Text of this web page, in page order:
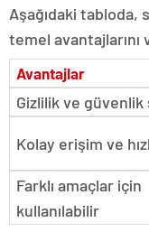
Aşağıdaki tabloda,
temel avantajlarını
Avantajlar
Gizlilik ve güvenlik
Kolay erişim ve
Farklı amaçlar için
kullanılabilir